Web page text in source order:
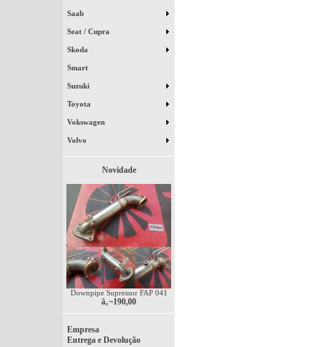
Saab
Seat / Cupra
Skoda
Smart
Suzuki
Toyota
Vokswagen
Volvo
Novidade
Downpipe Supressor FAP 041
â‚¬190,00
Empresa
Entrega e Devolução